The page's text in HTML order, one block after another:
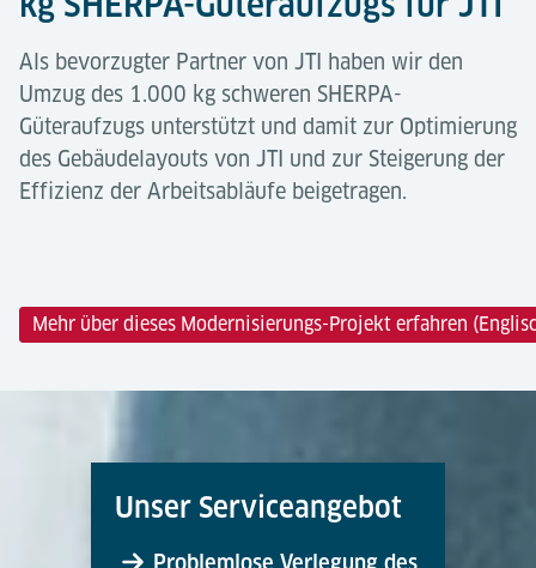
Als bevorzugter Partner von JTI haben wir den
Umzug des 1.000 kg schweren SHERPA-
Güteraufzugs unterstützt und damit zur Optimierung
des Gebäudelayouts von JTI und zur Steigerung der
Effizienz der Arbeitsabläufe beigetragen.
Mehr über dieses Modernisierungs-Projekt erfahren
Unser Serviceangebot
Problemlose Verlegung des